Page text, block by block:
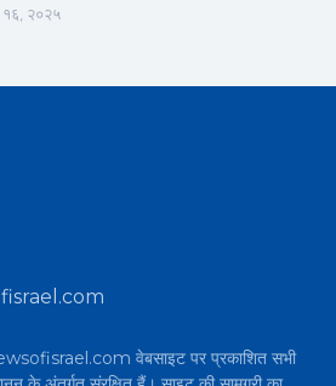
१६, २०२५
वेबसाइट पर प्रकाशित सभी